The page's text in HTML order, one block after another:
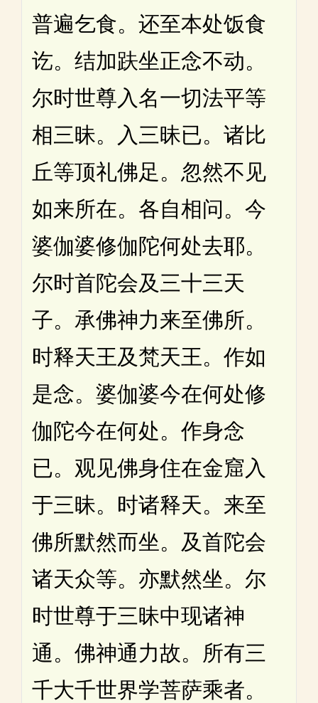
普遍乞食。还至本处饭食
讫。结加趺坐正念不动。
尔时世尊入名一切法平等
相三昧。入三昧已。诸比
丘等顶礼佛足。忽然不见
如来所在。各自相问。今
婆伽婆修伽陀何处去耶。
尔时首陀会及三十三天
子。承佛神力来至佛所。
时释天王及梵天王。作如
是念。婆伽婆今在何处修
伽陀今在何处。作身念
已。观见佛身住在金窟入
于三昧。时诸释天。来至
佛所默然而坐。及首陀会
诸天众等。亦默然坐。尔
时世尊于三昧中现诸神
通。佛神通力故。所有三
千大千世界学菩萨乘者。